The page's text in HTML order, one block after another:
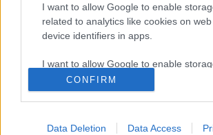
I want to allow Google to enable
related to analytics like cookies on
device identifiers in apps.
I want to allow Google to enable
related to functionality of the website or
related to personalization.
CONFIRM
Data Deletion Data Access
Még idén jön egy új